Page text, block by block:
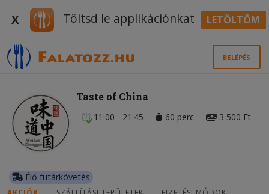
X Töltsd le applikációnkat LETÖLTÖM
BELÉPÉS
Taste of China
11:00 - 21:45 60 perc 3 500 Ft
Élő futárkövetés